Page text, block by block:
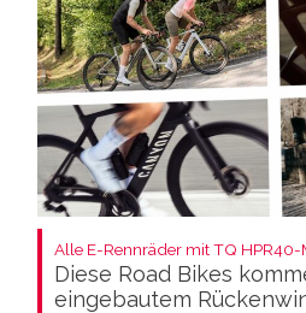
Alle E-Rennräder mit TQ HPR40-
Diese Road Bikes
eingebautem